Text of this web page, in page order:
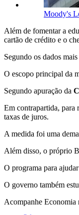
Moody's
Além de fomentar a
cartão de crédito e o
Segundo os dados
O escopo principal da
Segundo apuração da
Em contrapartida, para
taxas de juros.
A medida foi uma
Além disso, o próprio
O programa para
O governo também
Acompanhe Economia